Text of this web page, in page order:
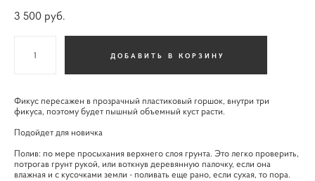
3 500 pуб.
ДОБАВИТЬ В КОРЗИНУ
Фикус пересажен в прозрачный пластиковый горшок, внутри три
фикуса, поэтому будет пышный объемный куст расти.
Подойдет для новичка
Полив: по мере просыхания верхнего слоя грунта. Это легко проверить,
потрогав грунт рукой, или воткнув деревянную палочку, если она
влажная и с кусочками земли - поливать еще рано, если сухая, то пора.